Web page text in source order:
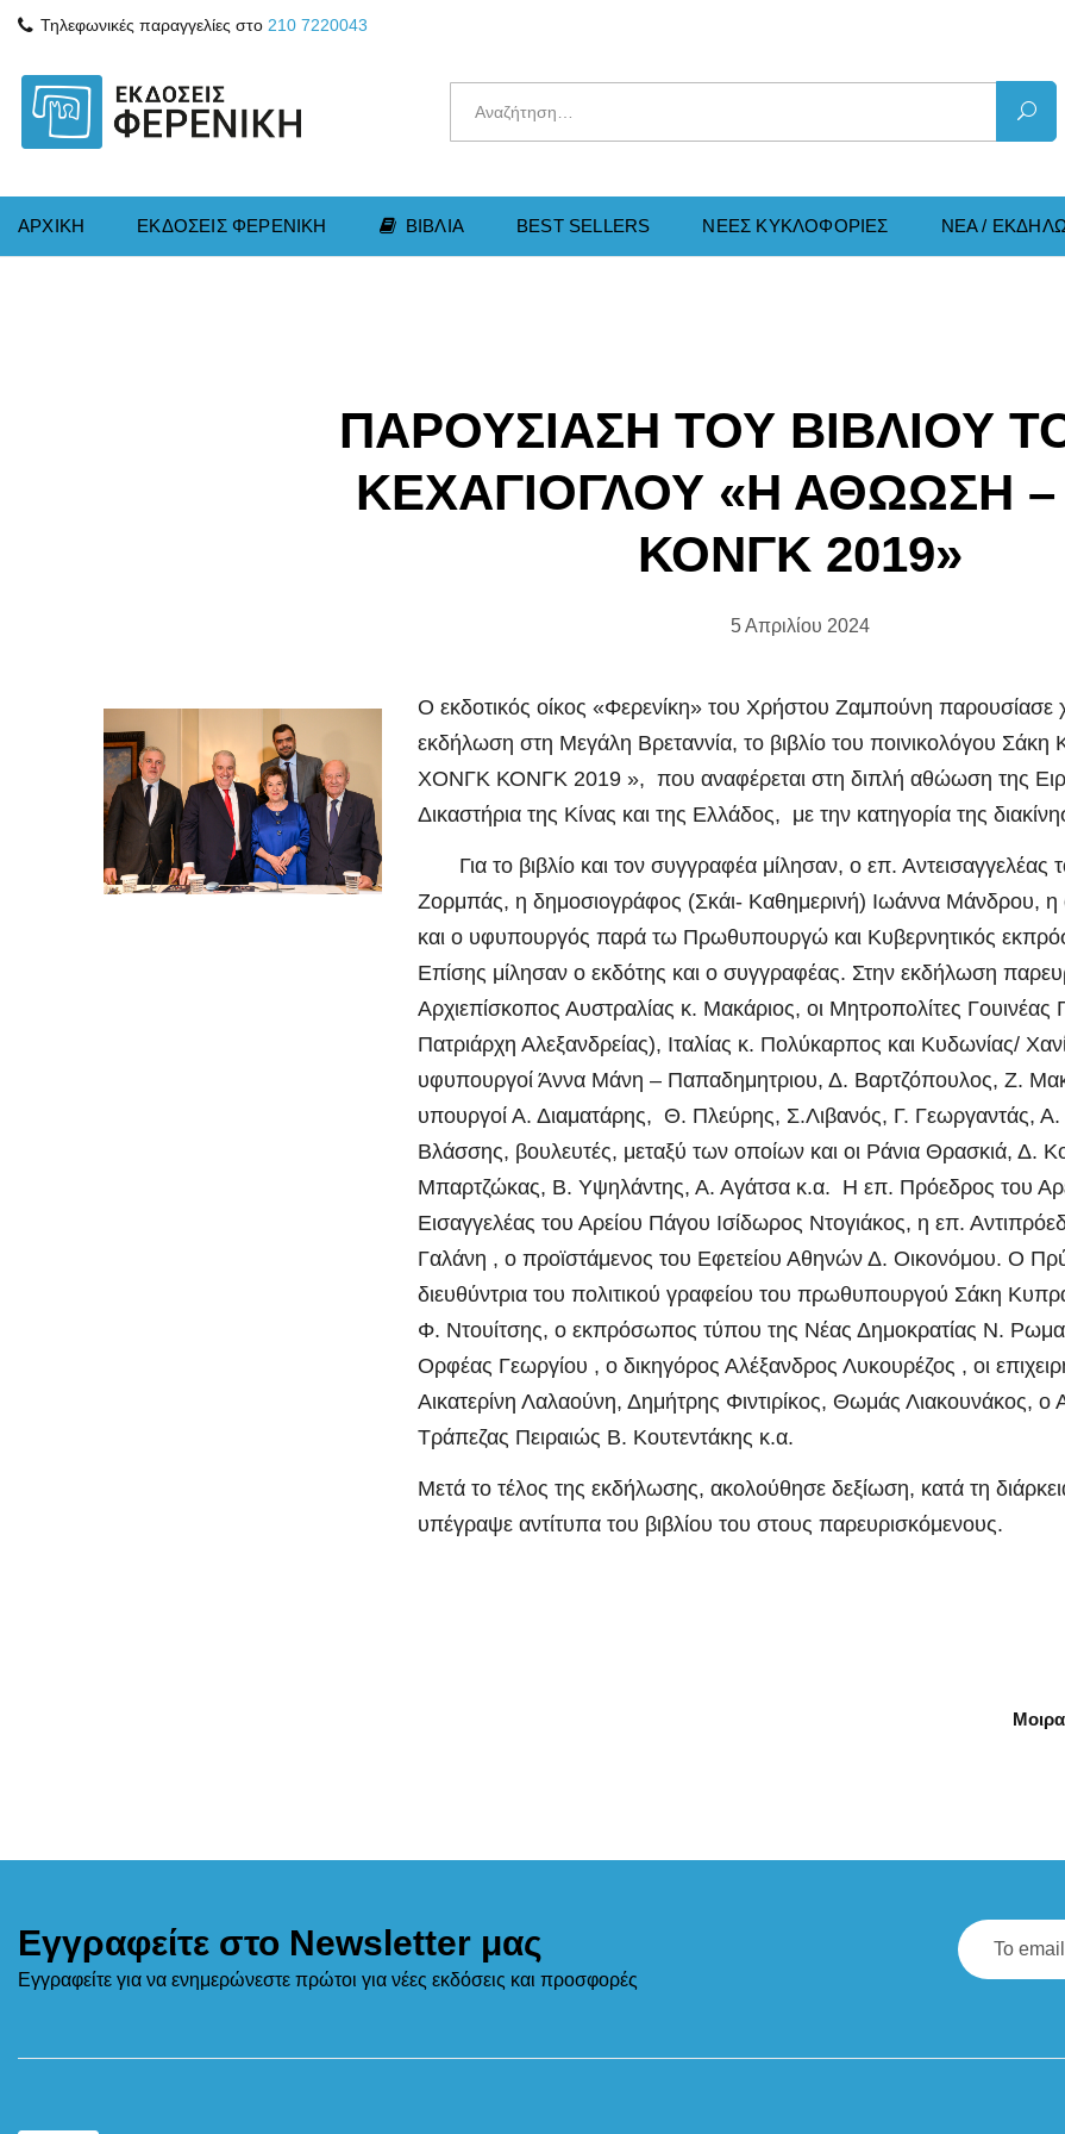
Τηλεφωνικές παραγγελίες στο 210 7220043
ΑΡΧΙΚΗ ΕΚΔΟΣΕΙΣ ΦΕΡΕΝΙΚΗ ΒΙΒΛΙΑ BEST SELLERS ΝΕΕΣ KΥΚΛΟΦΟΡΙΕΣ ΝΕΑ /
ΠΑΡΟΥΣΙΑΣΗ ΤΟΥ ΒΙΒΛΙΟΥ
ΚΕΧΑΓΙΟΓΛΟΥ «Η ΑΘΩΩΣΗ
ΚΟΝΓΚ 2019»
5 Απριλίου 2024
Ο εκδοτικός οίκος «Φερενίκη» του Χρήστου Ζαμπούνη παρουσίασε
εκδήλωση στη Μεγάλη Βρεταννία, το βιβλίο του ποινικολόγου
ΧΟΝΓΚ ΚΟΝΓΚ 2019 », που αναφέρεται στη διπλή αθώωση της
Δικαστήρια της Κίνας και της Ελλάδος, με την κατηγορία της
Για το βιβλίο και τον συγγραφέα μίλησαν, ο επ. Αντεισαγγελέας
Ζορμπάς, η δημοσιογράφος (Σκάι- Καθημερινή) Ιωάννα Μάνδρου, η
και ο υφυπουργός παρά τω Πρωθυπουργώ και Κυβερνητικός
Επίσης μίλησαν ο εκδότης και ο συγγραφέας. Στην εκδήλωση
Αρχιεπίσκοπος Αυστραλίας κ. Μακάριος, οι Μητροπολίτες
Πατριάρχη Αλεξανδρείας), Ιταλίας κ. Πολύκαρπος και Κυδωνίας/
υφυπουργοί Άννα Μάνη – Παπαδημητριου, Δ. Βαρτζόπουλος, Ζ.
υπουργοί Α. Διαματάρης, Θ. Πλεύρης, Σ.Λιβανός, Γ. Γεωργαντάς,
Βλάσσης, βουλευτές, μεταξύ των οποίων και οι Ράνια Θρασκιά, Δ.
Μπαρτζώκας, Β. Υψηλάντης, Α. Αγάτσα κ.α. Η επ. Πρόεδρος του
Εισαγγελέας του Αρείου Πάγου Ισίδωρος Ντογιάκος, η επ.
Γαλάνη , ο προϊστάμενος του Εφετείου Αθηνών Δ. Οικονόμου. Ο
διευθύντρια του πολιτικού γραφείου του πρωθυπουργού Σάκη
Φ. Ντουίτσης, ο εκπρόσωπος τύπου της Νέας Δημοκρατίας Ν.
Ορφέας Γεωργίου , ο δικηγόρος Αλέξανδρος Λυκουρέζος , οι
Αικατερίνη Λαλαούνη, Δημήτρης Φιντιρίκος, Θωμάς Λιακουνάκος, ο
Τράπεζας Πειραιώς Β. Κουτεντάκης κ.α.
Μετά το τέλος της εκδήλωσης, ακολούθησε δεξίωση, κατά τη
υπέγραψε αντίτυπα του βιβλίου του στους παρευρισκόμενους.
Εγγραφείτε στο Newsletter μας
Εγγραφείτε για να ενημερώνεστε πρώτοι για νέες εκδόσεις και προσφορές